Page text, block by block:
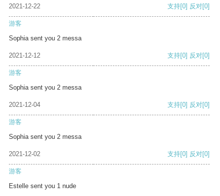
2021-12-22 支持[0] 反对[0]
游客
Sophia sent you 2 messa
2021-12-12 支持[0] 反对[0]
游客
Sophia sent you 2 messa
2021-12-04 支持[0] 反对[0]
游客
Sophia sent you 2 messa
2021-12-02 支持[0] 反对[0]
游客
Estelle sent you 1 nude